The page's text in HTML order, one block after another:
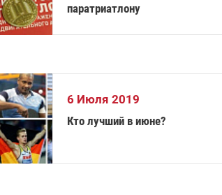
паратриатлону
6 Июля 2019
Кто лучший в июне?